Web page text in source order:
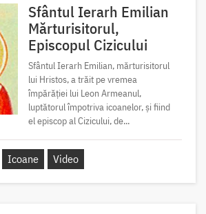
Sfântul Ierarh Emilian
Mărturisitorul,
Episcopul Cizicului
Sfântul Ierarh Emilian, mărturisitorul
lui Hristos, a trăit pe vremea
împărăției lui Leon Armeanul,
luptătorul împotriva icoanelor, și fiind
el episcop al Cizicului, de...
Icoane Video